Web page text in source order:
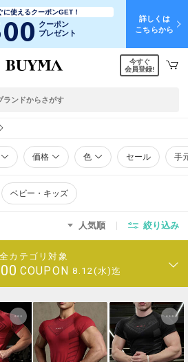
使えるクーポンGET！
クーポン
プレゼント
詳しくは
こちらから
今すぐ
会員登録!
価格 色 セール 手
ベビー・キッズ
人気順 絞り込み
全カテゴリ対象
COUPON 8.12(水)迄